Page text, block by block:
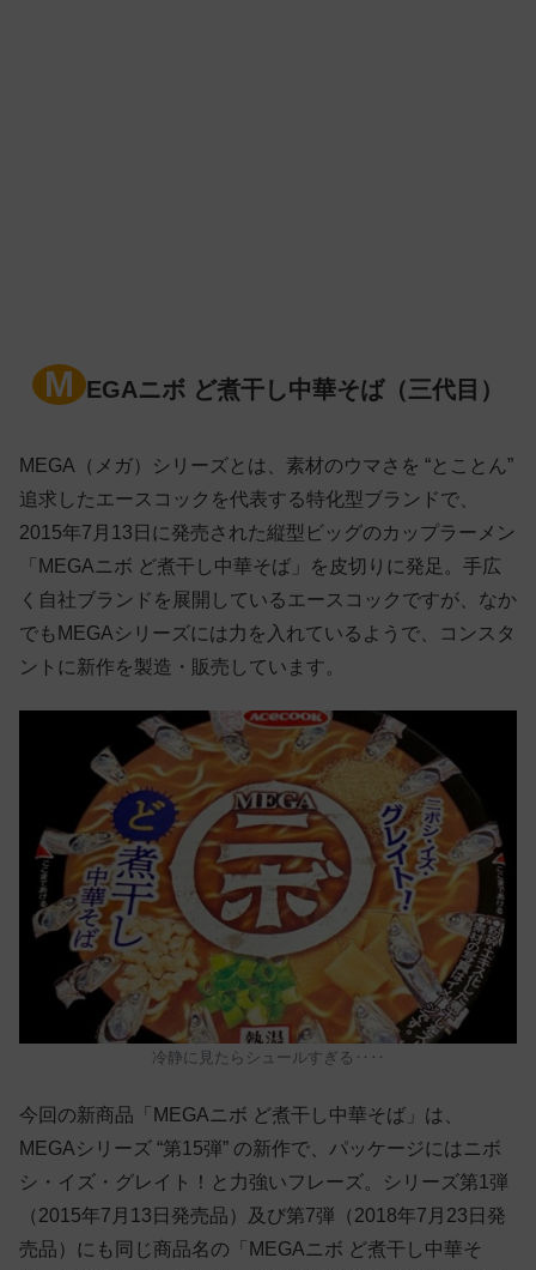
M EGAニボ ど煮干し中華そば（三代目）
MEGA（メガ）シリーズとは、素材のウマさを “とことん”
追求したエースコックを代表する特化型ブランドで、
2015年7月13日に発売された縦型ビッグのカップラーメン
「MEGAニボ ど煮干し中華そば」を皮切りに発足。手広
く自社ブランドを展開しているエースコックですが、なか
でもMEGAシリーズには力を入れているようで、コンスタ
ントに新作を製造・販売しています。
冷静に見たらシュールすぎる‥‥
今回の新商品「MEGAニボ ど煮干し中華そば」は、
MEGAシリーズ “第15弾” の新作で、パッケージにはニボ
シ・イズ・グレイト！と力強いフレーズ。シリーズ第1弾
（2015年7月13日発売品）及び第7弾（2018年7月23日発
売品）にも同じ商品名の「MEGAニボ ど煮干し中華そ